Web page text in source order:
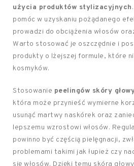
użycia produktów stylizacyjnych
pomóc w uzyskaniu pożądanego
prowadzi do obciążenia włosów
Warto stosować je oszczędnie i
produkty o lżejszej formule, które
kosmyków.
Stosowanie peelingów skóry
która może przynieść wymierne
usunąć martwy naskórek oraz
lepszemu wzrostowi włosów.
powinno być częścią pielęgnacji,
problemami takimi jak łupież czy
się włosów. Dzięki temu skóra